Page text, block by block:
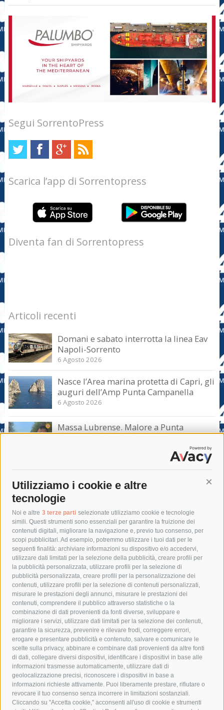
Utilizziamo i cookie e altre
tecnologie
Noi e altre 3 terze parti selezionate utilizziamo cookie e tecnologie
simili. Questi strumenti sono essenziali per garantire la fruizione dei
contenuti digitali, migliorare la navigazione e, previo tuo consenso, per
scopi pubblicitari. Ad esempio, potremmo utilizzare i tuoi dati per le
seguenti finalità: archiviare informazioni su dispositivo e/o accedervi,
utilizzare dati limitati per la selezione della pubblicità, creare profili per
la pubblicità personalizzata, utilizzare profili per la selezione di
pubblicità personalizzata, creare profili per la personalizzazione dei
contenuti, utilizzare profili per la selezione di contenuti personalizzati,
misurare le prestazioni degli annunci, misurare le prestazioni dei
contenuti, comprendere il pubblico attraverso statistiche o la
combinazione di dati provenienti da fonti diverse, sviluppare e
migliorare i servizi, utilizzare dati limitati per la selezione dei contenuti,
garantire la sicurezza, prevenire e rilevare frodi, correggere errori,
erogare e presentare pubblicità e contenuto, salvare e comunicare le
scelte sulla privacy, abbinare e combinare dati provenienti da altre fonti
di dati, collegare diversi dispositivi, identificare i dispositivi in base alle
informazioni trasmesse automaticamente, utilizzare dati di
geolocalizzazione precisi, riconoscere i dispositivi in base a
informazioni richieste attivamente. Puoi liberamente prestare, rifiutare o
revocare il tuo consenso senza incorrere in limitazioni sostanziali.
Cliccando su "Accetta cookie," acconsenti all'uso di cookie e strumenti
Segui SorrentoPress
Scarica l’app di Sorrentopress
Diventa fan di Sorrentopress
Articoli recenti
Domani e sabato interrotta la linea Eav
Napoli-Sorrento
6 Agosto 2026
Nasce l’Area marina protetta di Capri, gli
auguri dell’Amp Punta Campanella
6 Agosto 2026
Massa Lubrense. Malore a Punta
Campanella, turista soccorsa
Tag
acqua allerta meteo
anas
area marina protetta di punta campanella
arresto
Asl Napoli 3 sud
capitaneria di porto capri
carabinieri
castellammare di stabia
circumvesuviana
comune di sorrento
concerto
contagi
costiera amalfitana
covid-19 eav
elezioni
fondazione sorrento
gori guardia costiera
incidente
lavori
lorenzo balducelli mare
massa lubrense
massimo coppola
Meta napoli
ordinanza
penisola sorrentina
piano di sorrento
polizia municipale
protezione civile
Regione Campania
sant'agnello
sindaco cuomo
sorrento studenti temporali treni